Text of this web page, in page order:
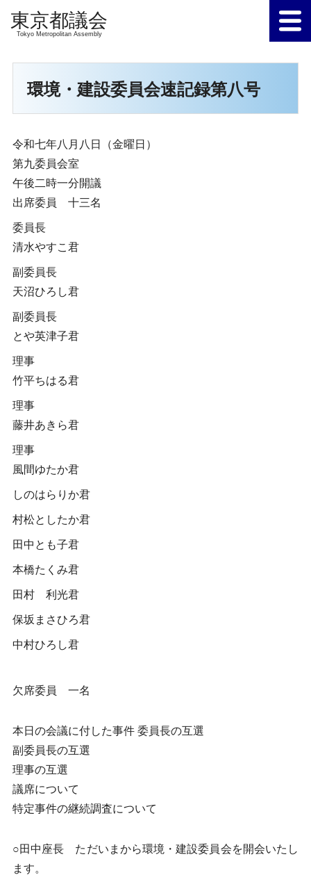
Tokyo Metropolitan Assembly
環境・建設委員会速記録第八号
令和七年八月八日（金曜日）
第九委員会室
午後二時一分開議
出席委員 十三名
委員長
清水やすこ君
副委員長
天沼ひろし君
副委員長
とや英津子君
理事
竹平ちはる君
理事
藤井あきら君
理事
風間ゆたか君
しのはらりか君
村松としたか君
田中とも子君
本橋たくみ君
田村 利光君
保坂まさひろ君
中村ひろし君
欠席委員 一名
本日の会議に付した事件 委員長の互選
副委員長の互選
理事の互選
議席について
特定事件の継続調査について
○田中座長 ただいまから環境・建設委員会を開会いたし
ます。